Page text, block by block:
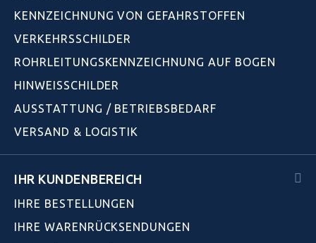
KENNZEICHNUNG VON GEFAHRSTOFFEN
VERKEHRSSCHILDER
ROHRLEITUNGSKENNZEICHNUNG AUF BOGEN
HINWEISSCHILDER
AUSSTATTUNG / BETRIEBSBEDARF
VERSAND & LOGISTIK
IHR KUNDENBEREICH
IHRE BESTELLUNGEN
IHRE WARENRÜCKSENDUNGEN